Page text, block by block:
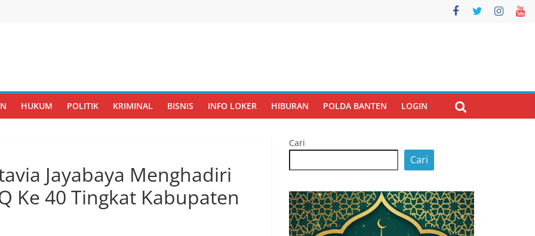
HUKUM POLITIK KRIMINAL BISNIS INFO LOKER HIBURAN POLDA BANTEN LOGIN
Jayabaya Menghadiri
Ke 40 Tingkat Kabupaten
Cari
Cari